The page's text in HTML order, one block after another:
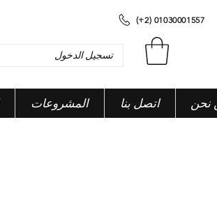
المشروعات اتصل بنا نحن
تسجيل الدخول
(+2) 01030001557